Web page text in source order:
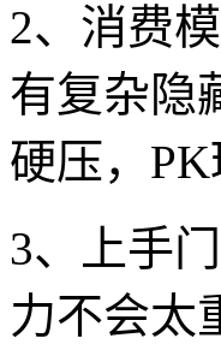
2、消费
有复杂隐
硬压，
3、上手
力不会太